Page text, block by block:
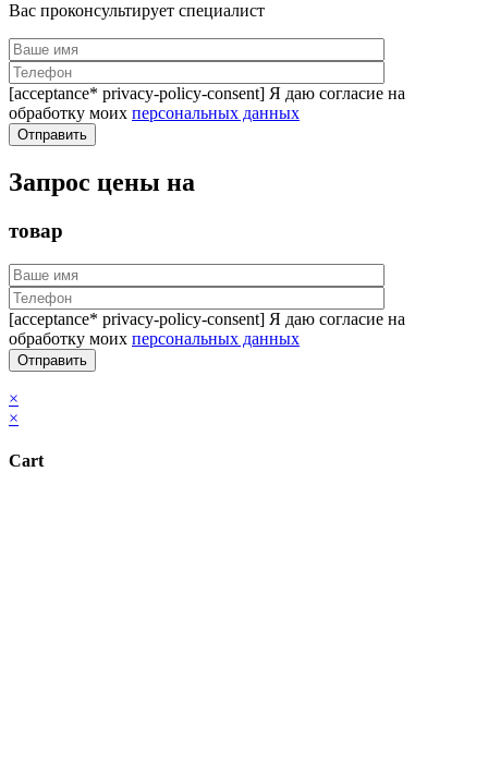
Вас проконсультирует специалист
[acceptance* privacy-policy-consent] Я даю согласие на
обработку моих персональных данных
Запрос цены на
товар
[acceptance* privacy-policy-consent] Я даю согласие на
обработку моих персональных данных
×
×
Cart